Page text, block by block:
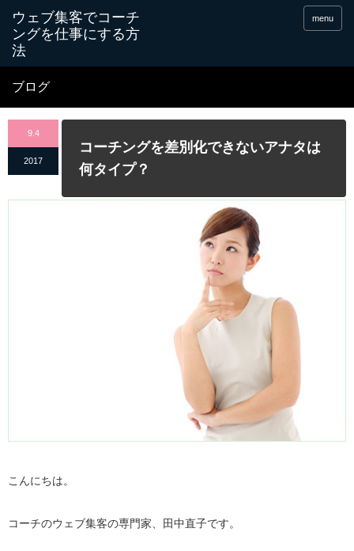
menu
ブログ
9.4
2017
コーチングを差別化できないアナタは
何タイプ？
こんにちは。
コーチのウェブ集客の専門家、田中直子です。